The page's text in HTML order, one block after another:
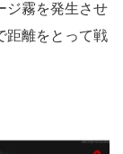
ジ霧を発生させ
距離をとって戦